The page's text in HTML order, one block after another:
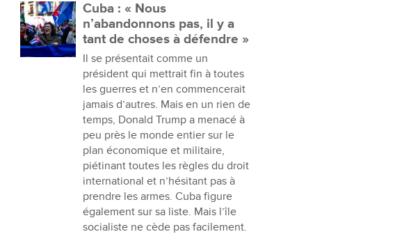
Cuba : « Nous
n’abandonnons pas, il y a
tant de choses à défendre »
Il se présentait comme un
président qui mettrait fin à toutes
les guerres et n’en commencerait
jamais d’autres. Mais en un rien de
temps, Donald Trump a menacé à
peu près le monde entier sur le
plan économique et militaire,
piétinant toutes les règles du droit
international et n’hésitant pas à
prendre les armes. Cuba figure
également sur sa liste. Mais l’île
socialiste ne cède pas facilement.